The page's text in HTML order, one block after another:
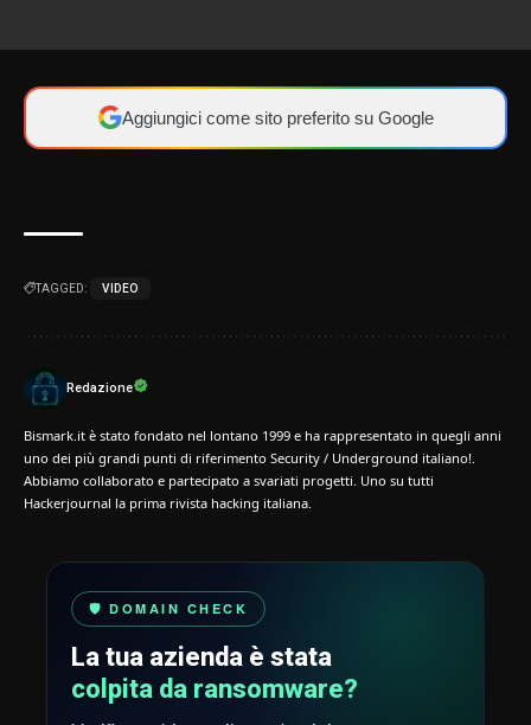
Aggiungici come sito preferito su Google
TAGGED: VIDEO
Redazione
Bismark.it è stato fondato nel lontano 1999 e ha rappresentato in quegli anni
uno dei più grandi punti di riferimento Security / Underground italiano!.
Abbiamo collaborato e partecipato a svariati progetti. Uno su tutti
Hackerjournal la prima rivista hacking italiana.
🛡️ DOMAIN CHECK
La tua azienda è stata
colpita da ransomware?